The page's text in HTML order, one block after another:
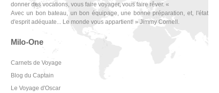
donner des vocations, vous faire voyager, vous faire rêver. «
Avec un bon bateau, un bon équipage, une bonne préparation, et, l'état
d'esprit adéquate... Le monde vous appartient! » Jimmy Cornell.
Milo-One
Carnets de Voyage
Blog du Captain
Le Voyage d'Oscar